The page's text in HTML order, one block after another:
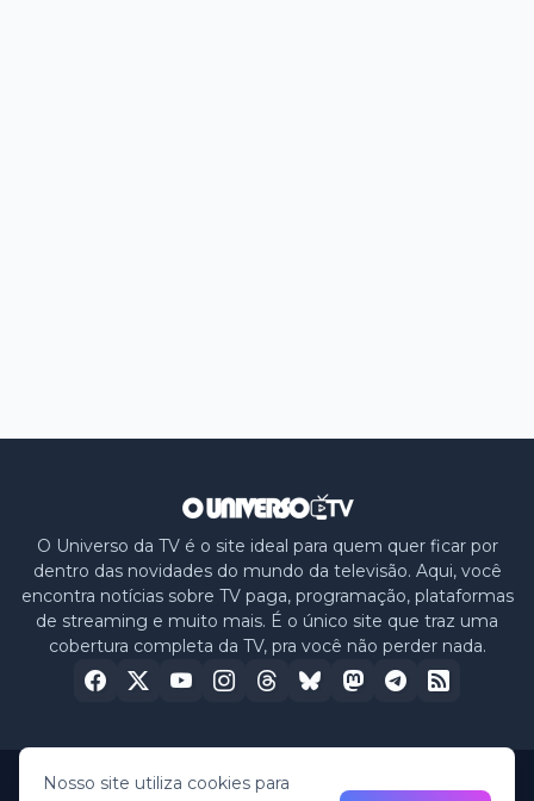
O Universo da TV é o site ideal para quem quer ficar por
dentro das novidades do mundo da televisão. Aqui, você
encontra notícias sobre TV paga, programação, plataformas
de streaming e muito mais. É o único site que traz uma
cobertura completa da TV, pra você não perder nada.
Nosso site utiliza cookies para